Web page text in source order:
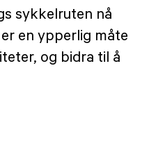
sykkelruten nå
en ypperlig måte
og bidra til å